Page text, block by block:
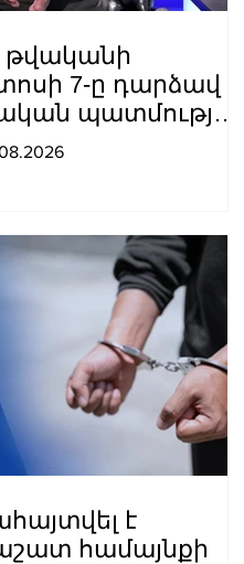
թվականի
7-ը դարձավ
պատմության
է
համայնքի